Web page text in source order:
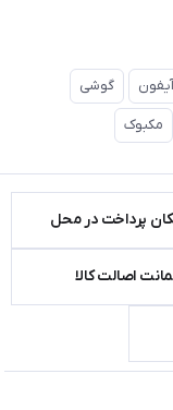
آیفون گوشی
مکبوک
پرداخت در محل
اصالت کالا